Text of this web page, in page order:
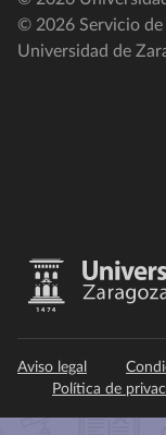
© 2026 Servicio
Universidad de
Aviso legal
Política de